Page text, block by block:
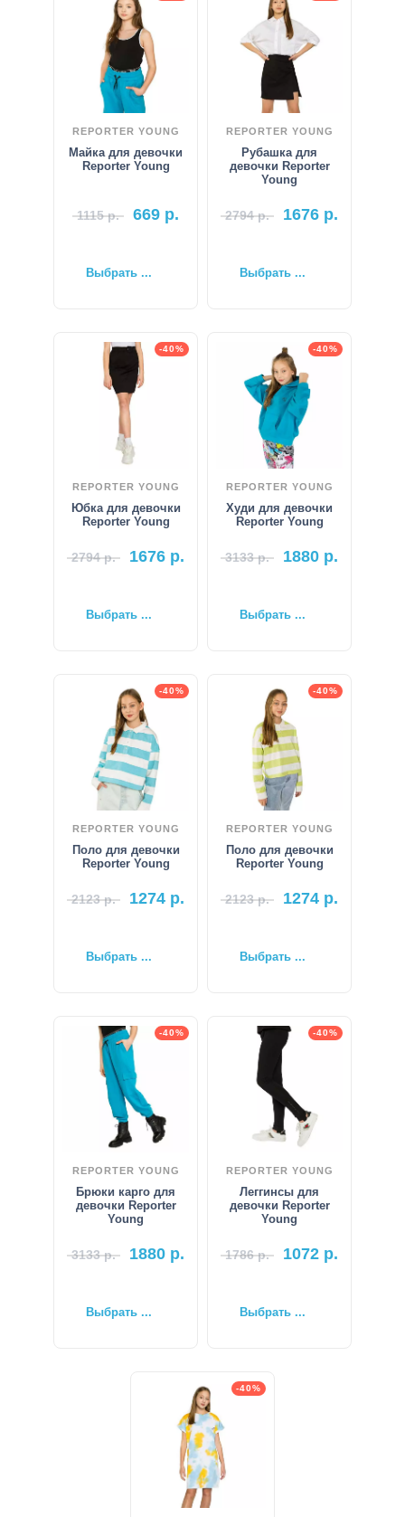
REPORTER YOUNG
Майка для девочки
Reporter Young
1115р. 669 р.
Выбрать ...
REPORTER YOUNG
Рубашка для
девочки Reporter
Young
2794р. 1676 р.
Выбрать ...
-40%
REPORTER YOUNG
Юбка для девочки
Reporter Young
2794р. 1676 р.
Выбрать ...
-40%
REPORTER YOUNG
Худи для девочки
Reporter Young
3133р. 1880 р.
Выбрать ...
-40%
REPORTER YOUNG
Поло для девочки
Reporter Young
2123р. 1274 р.
Выбрать ...
-40%
REPORTER YOUNG
Поло для девочки
Reporter Young
2123р. 1274 р.
Выбрать ...
-40%
REPORTER YOUNG
Брюки карго для
девочки Reporter
Young
3133р. 1880 р.
Выбрать ...
-40%
REPORTER YOUNG
Леггинсы для
девочки Reporter
Young
1786р. 1072 р.
Выбрать ...
-40%